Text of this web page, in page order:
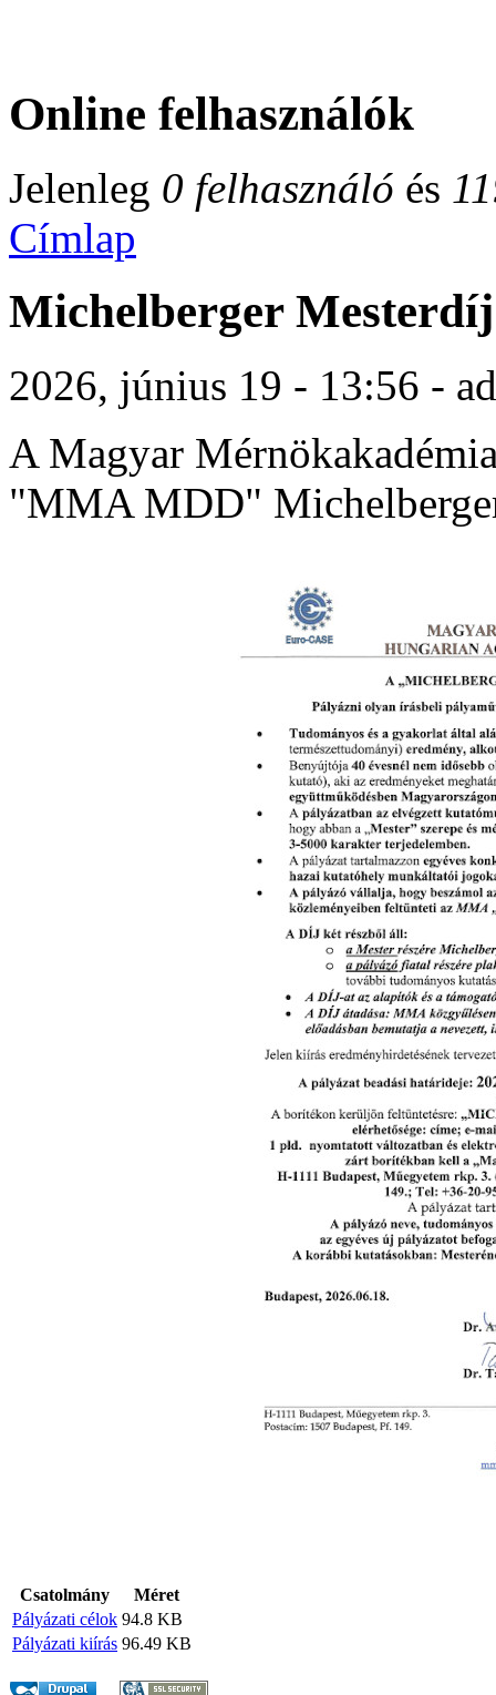
Online felhasználók
Jelenleg 0 felhasználó és
Címlap
Michelberger
2026, június 19 - 13:56 -
A Magyar
"MMA MDD"
Csatolmány
Méret
Pályázati célok 94.8 KB
Pályázati kiírás 96.49 KB